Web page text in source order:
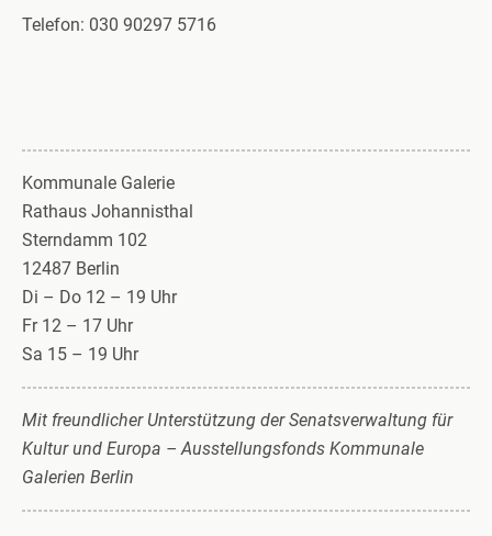
Telefon: 030 90297 5716
Kommunale Galerie
Rathaus Johannisthal
Sterndamm 102
12487 Berlin
Di – Do 12 – 19 Uhr
Fr 12 – 17 Uhr
Sa 15 – 19 Uhr
Mit freundlicher Unterstützung der Senatsverwaltung für
Kultur und Europa – Ausstellungsfonds Kommunale
Galerien Berlin